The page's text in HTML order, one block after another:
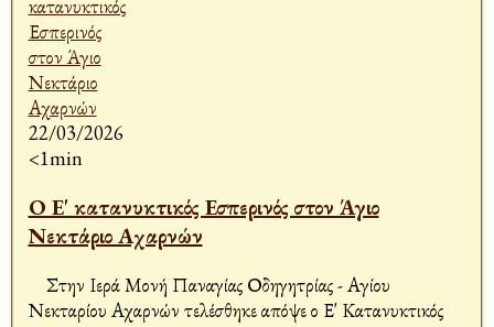
22/03/2026
<1min
Ο Ε' κατανυκτικός Εσπερινός στον Άγιο
Νεκτάριο Αχαρνών
Στην Ιερά Μονή Παναγίας Οδηγητρίας - Αγίου
Νεκταρίου Αχαρνών τελέσθηκε απόψε ο Ε' Κατανυκτικός